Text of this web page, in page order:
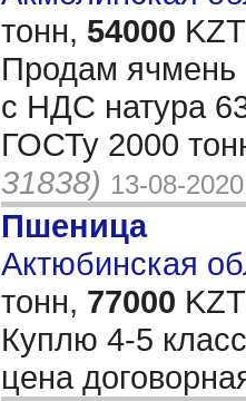
тонн, 54000
Продам ячмень
с НДС натура
ГОСТу 2000
31838) 13-08-2020
Пшеница
Актюбинская
тонн, 77000
Куплю 4-5
цена